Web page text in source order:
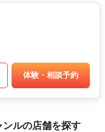
体験・相談予約
ルの店舗を探す